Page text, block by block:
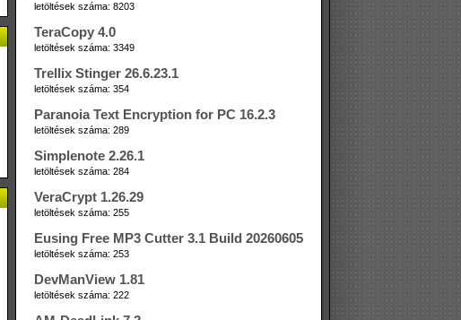
letöltések száma: 8203
TeraCopy 4.0
letöltések száma: 3349
Trellix Stinger 26.6.23.1
letöltések száma: 354
Paranoia Text Encryption for PC 16.2.3
letöltések száma: 289
Simplenote 2.26.1
letöltések száma: 284
VeraCrypt 1.26.29
letöltések száma: 255
Eusing Free MP3 Cutter 3.1 Build 20260605
letöltések száma: 253
DevManView 1.81
letöltések száma: 222